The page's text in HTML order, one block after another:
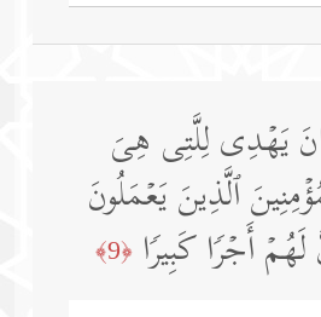
یَهۡدِی لِلَّتِی هِیَ
ٱلَّذِینَ یَعۡمَلُونَ
أَجۡرࣰا كَبِیرࣰا ﴿9﴾